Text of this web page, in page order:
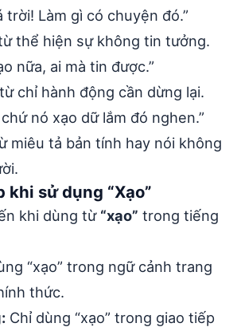
trời! Làm gì có chuyện đó.”
thể hiện sự không tin tưởng.
nữa, ai mà tin được.”
chỉ hành động cần dừng lại.
nó xạo dữ lắm đó nghen.”
miêu tả bản tính hay nói không
sử dụng “Xạo”
khi dùng từ “xạo” trong tiếng
“xạo” trong ngữ cảnh trang
thức.
Chỉ dùng “xạo” trong giao tiếp